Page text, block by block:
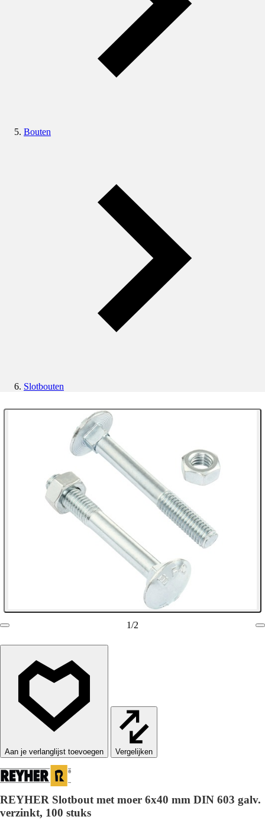
Bouten
Slotbouten
1/2
Vergelijken
REYHER Slotbout met moer 6x40 mm DIN 603 galv.
verzinkt, 100 stuks